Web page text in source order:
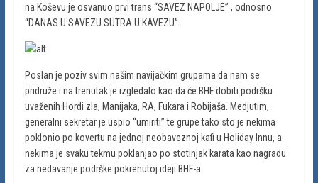
na Koševu je osvanuo prvi trans “SAVEZ NAPOLJE” , odnosno
“DANAS U SAVEZU SUTRA U KAVEZU”.
Poslan je poziv svim našim navijačkim grupama da nam se
pridruže i na trenutak je izgledalo kao da će BHF dobiti podršku
uvaženih Hordi zla, Manijaka, RA, Fukara i Robijaša. Medjutim,
generalni sekretar je uspio “umiriti” te grupe tako sto je nekima
poklonio po kovertu na jednoj neobaveznoj kafi u Holiday Innu, a
nekima je svaku tekmu poklanjao po stotinjak karata kao nagradu
za nedavanje podrške pokrenutoj ideji BHF-a.